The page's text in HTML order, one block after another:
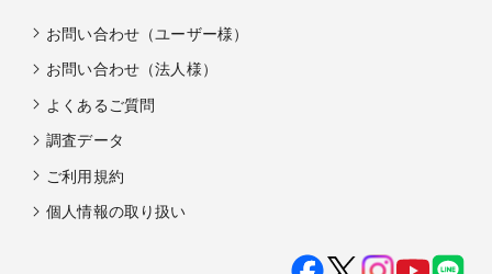
お問い合わせ（ユーザー様）
お問い合わせ（法人様）
よくあるご質問
調査データ
ご利用規約
個人情報の取り扱い